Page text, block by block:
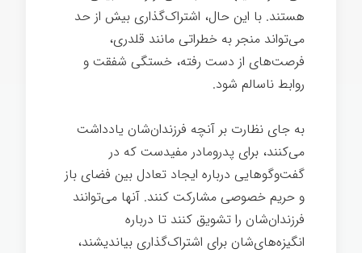
هستند. با این حال، اشتراک‌گذاری بیش از حد
می‌تواند منجر به خطراتی مانند قلدری،
فرصت‌های از دست رفته، خستگی شفقت و
روابط ناسالم شود.
به جای نظارت بر آنچه فرزندان‌شان یادداشت
می‌کنند، برای پدرومادر مفیدست که در
گفت‌وگوهایی درباره ایجاد تعادل بین فضای باز
و حریم خصوصی مشارکت کنند. آنها می‌توانند
فرزندان‌شان را تشویق کنند تا درباره
انگیزه‌های‌شان برای اشتراک‌گذاری بیاندیشند،